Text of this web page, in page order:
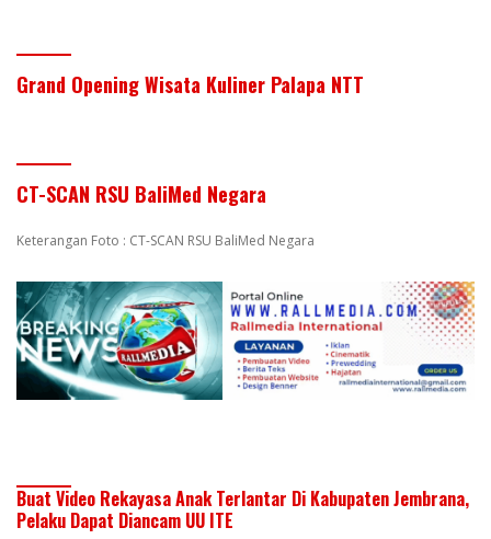
Grand Opening Wisata Kuliner Palapa NTT
CT-SCAN RSU BaliMed Negara
Keterangan Foto : CT-SCAN RSU BaliMed Negara
Buat Video Rekayasa Anak Terlantar Di Kabupaten Jembrana,
Pelaku Dapat Diancam UU ITE